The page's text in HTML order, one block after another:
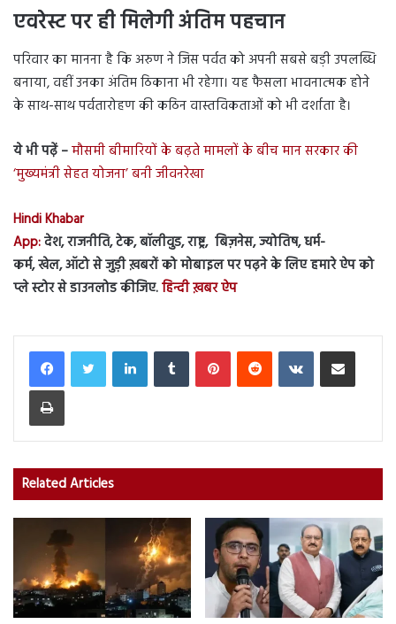
एवरेस्ट पर ही मिलेगी अंतिम पहचान
परिवार का मानना है कि अरुण ने जिस पर्वत को अपनी सबसे बड़ी उपलब्धि
बनाया, वहीं उनका अंतिम ठिकाना भी रहेगा। यह फैसला भावनात्मक होने
के साथ-साथ पर्वतारोहण की कठिन वास्तविकताओं को भी दर्शाता है।
ये भी पढ़ें –मौसमी बीमारियों के बढ़ते मामलों के बीच मान सरकार की
‘मुख्यमंत्री सेहत योजना’ बनी जीवनरेखा
Hindi Khabar
App:देश, राजनीति, टेक, बॉलीवुड, राष्ट्र, बिज़नेस, ज्योतिष, धर्म-
कर्म, खेल, ऑटो से जुड़ी ख़बरों को मोबाइल पर पढ़ने के लिए हमारे ऐप को
प्ले स्टोर से डाउनलोड कीजिए.हिन्दी ख़बर ऐप
LinkedInTumblr PinterestReddit VKontakteShare via Email
Print
Related Articles